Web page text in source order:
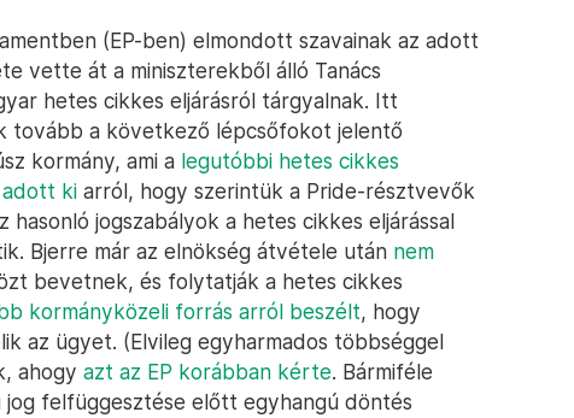
(EP-ben) elmondott szavainak az adott
vette át a miniszterekből álló Tanács
hetes cikkes eljárásról tárgyalnak. Itt
tovább a következő lépcsőfokot jelentő
kormány, ami a legutóbbi hetes cikkes
ki arról, hogy szerintük a Pride-résztvevők
jogszabályok a hetes cikkes eljárással
Bjerre már az elnökség átvétele után nem
bevetnek, és folytatják a hetes cikkes
kormányközeli forrás arról beszélt, hogy
az ügyet. (Elvileg egyharmados többséggel
ahogy azt az EP korábban kérte. Bármiféle
felfüggesztése előtt egyhangú döntés